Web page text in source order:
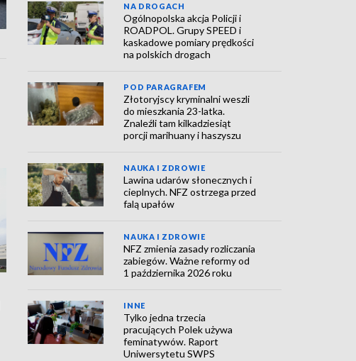
NA DROGACH
Ogólnopolska akcja Policji i
ROADPOL. Grupy SPEED i
kaskadowe pomiary prędkości
na polskich drogach
POD PARAGRAFEM
Złotoryjscy kryminalni weszli
do mieszkania 23-latka.
Znaleźli tam kilkadziesiąt
porcji marihuany i haszyszu
NAUKA I ZDROWIE
Lawina udarów słonecznych i
cieplnych. NFZ ostrzega przed
falą upałów
NAUKA I ZDROWIE
NFZ zmienia zasady rozliczania
zabiegów. Ważne reformy od
1 października 2026 roku
INNE
Tylko jedna trzecia
pracujących Polek używa
feminatywów. Raport
Uniwersytetu SWPS